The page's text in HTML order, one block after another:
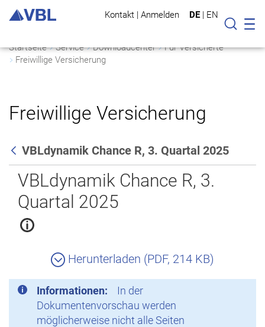
Kontakt | Anmelden DE | EN
Suche
Startseite Service Downloadcenter
Für Versicherte
Freiwillige Versicherung
Freiwillige Versicherung
Zurück
VBLdynamik Chance R, 3. Quartal 2025
VBLdynamik Chance R, 3.
Quartal 2025
Herunterladen (PDF, 214 KB)
Informationen:
In der
Dokumentenvorschau werden
möglicherweise nicht alle Seiten